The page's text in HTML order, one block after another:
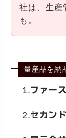
社は、生産
も。
量産品を納
1.ファー
2.セカン